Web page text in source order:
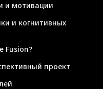
и мотивации
и когнитивных
Fusion?
проект